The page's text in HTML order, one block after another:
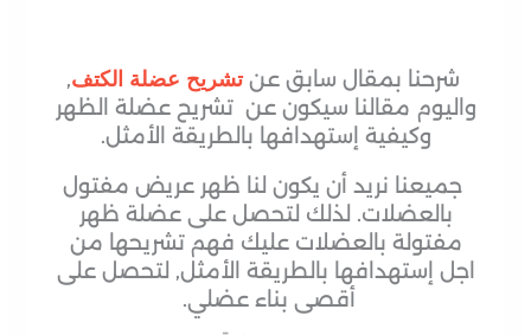
شرحنا بمقال سابق عنتشريح عضلة الكتف,
واليوم مقالنا سيكون عن تشريح عضلة الظهر
وكيفية إستهدافها بالطريقة الأمثل.
جميعنا نريد أن يكون لنا ظهر عريض مفتول
بالعضلات. لذلك لتحصل على عضلة ظهر
مفتولة بالعضلات عليك فهم تشريحها من
اجل إستهدافها بالطريقة الأمثل, لتحصل على
أقصى بناء عضلي.